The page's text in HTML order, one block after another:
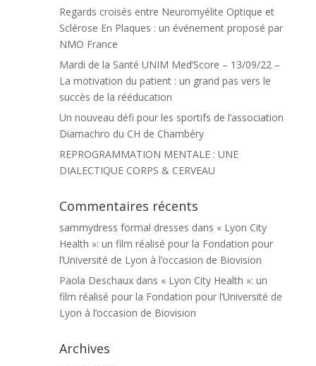
Regards croisés entre Neuromyélite Optique et
Sclérose En Plaques : un événement proposé par
NMO France
Mardi de la Santé UNIM Med’Score – 13/09/22 –
La motivation du patient : un grand pas vers le
succès de la rééducation
Un nouveau défi pour les sportifs de l’association
Diamachro du CH de Chambéry
REPROGRAMMATION MENTALE : UNE
DIALECTIQUE CORPS & CERVEAU
Commentaires récents
sammydress formal dresses dans « Lyon City
Health »: un film réalisé pour la Fondation pour
l’Université de Lyon à l’occasion de Biovision
Paola Deschaux dans « Lyon City Health »: un
film réalisé pour la Fondation pour l’Université de
Lyon à l’occasion de Biovision
Archives